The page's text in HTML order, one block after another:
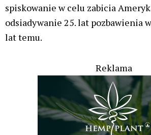
spiskowanie w celu zabicia
odsiadywanie 25. lat pozbawienia
lat temu.
Reklama